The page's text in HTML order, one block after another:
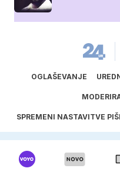
OGLAŠEVANJE
SPREMENI NASTAVITVE
SPORED